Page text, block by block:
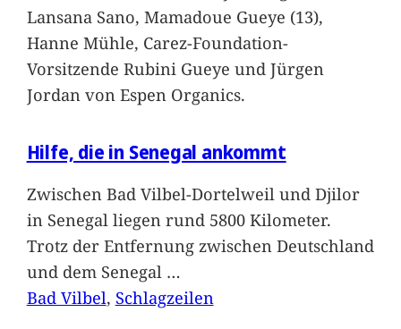
Lansana Sano, Mamadoue Gueye (13),
Hanne Mühle, Carez-Foundation-
Vorsitzende Rubini Gueye und Jürgen
Jordan von Espen Organics.
Hilfe, die in Senegal ankommt
Zwischen Bad Vilbel-Dortelweil und Djilor
in Senegal liegen rund 5800 Kilometer.
Trotz der Entfernung zwischen Deutschland
und dem Senegal …
Bad Vilbel, Schlagzeilen